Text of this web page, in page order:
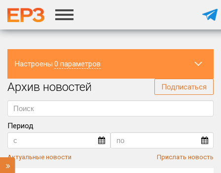
Настроены 0 параметров
Регион
Архив новостей Подписаться
Период
Актуальные новости Прислать новость